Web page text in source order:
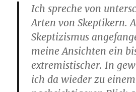
Ich spreche von
Arten von Skeptikern.
Skeptizismus
meine Ansichten ein
extremistischer. In
ich da wieder zu einem